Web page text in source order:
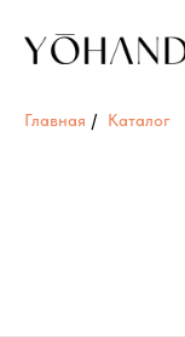
Главная / Каталог